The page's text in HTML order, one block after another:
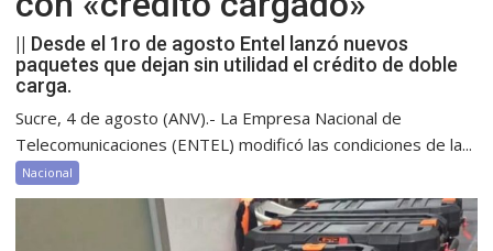
|| Desde el 1ro de agosto Entel lanzó nuevos
paquetes que dejan sin utilidad el crédito de doble
carga.
Sucre, 4 de agosto (ANV).- La Empresa Nacional de
Telecomunicaciones (ENTEL) modificó las condiciones de la...
Nacional